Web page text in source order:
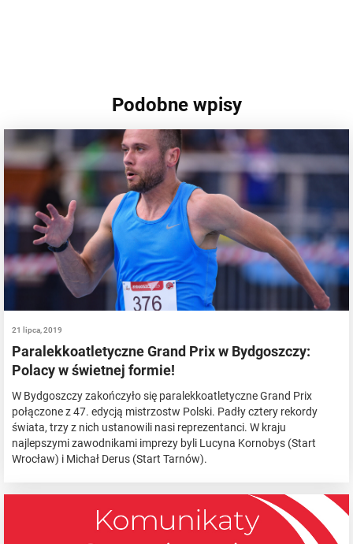
Podobne wpisy
21 lipca, 2019
Paralekkoatletyczne Grand Prix w Bydgoszczy:
Polacy w świetnej formie!
W Bydgoszczy zakończyło się paralekkoatletyczne Grand Prix
połączone z 47. edycją mistrzostw Polski. Padły cztery rekordy
świata, trzy z nich ustanowili nasi reprezentanci. W kraju
najlepszymi zawodnikami imprezy byli Lucyna Kornobys (Start
Wrocław) i Michał Derus (Start Tarnów).